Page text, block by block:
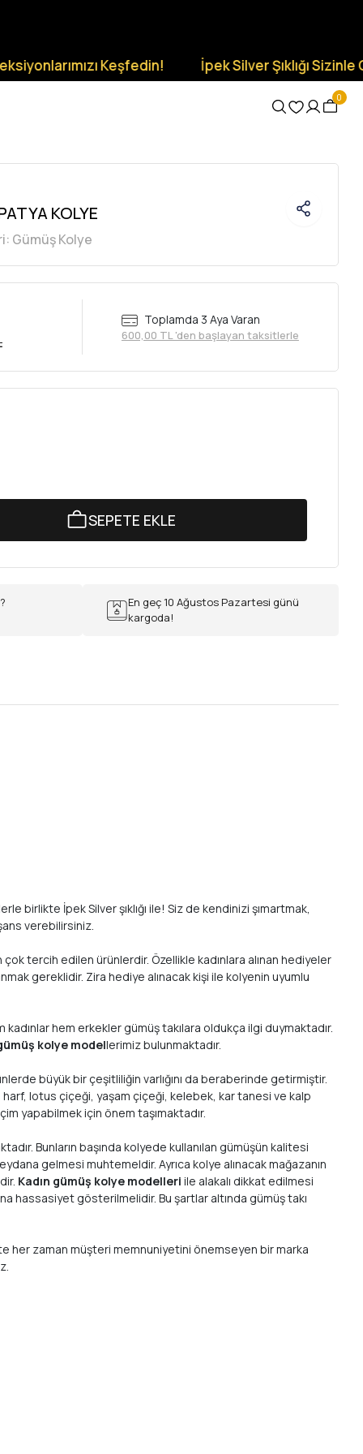
Keşfedin! İpek Silver Şıklığı Sizinle Olsun.
0
KOLYE
Gümüş Kolye
Toplamda 3 Aya Varan
600,00 TL 'den başlayan taksitlerle
SEPETE EKLE
En geç 10 Ağustos Pazartesi günü
kargoda!
birlikte İpek Silver şıklığı ile! Siz de kendinizi şımartmak,
verebilirsiniz.
tercih edilen ürünlerdir. Özellikle kadınlara alınan hediyeler
gereklidir. Zira hediye alınacak kişi ile kolyenin uyumlu
hem erkekler gümüş takılara oldukça ilgi duymaktadır.
kolye modellerimiz bulunmaktadır.
büyük bir çeşitliliğin varlığını da beraberinde getirmiştir.
lotus çiçeği, yaşam çiçeği, kelebek, kar tanesi ve kalp
yapabilmek için önem taşımaktadır.
Bunların başında kolyede kullanılan gümüşün kalitesi
gelmesi muhtemeldir. Ayrıca kolye alınacak mağazanın
Kadın gümüş kolye modelleriile alakalı dikkat edilmesi
hassasiyet gösterilmelidir. Bu şartlar altında gümüş takı
her zaman müşteri memnuniyetini önemseyen bir marka